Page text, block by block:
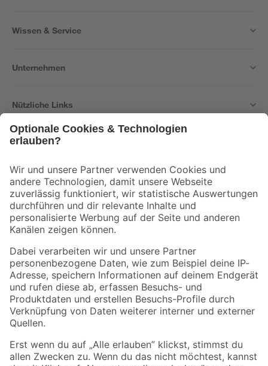
Wissen & Service
Unternehmen
Nützliche Links
Der toom Newsletter: Keine Angebote und Aktionen mehr verpassen!
Zur Newsletter Anmeldung
Folge uns
Zahlungsarten Versandarten
Sicher einkaufen